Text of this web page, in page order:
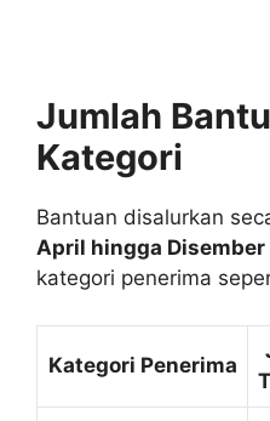
Jumlah
Kategori
Bantuan disalurkan
April hingga
kategori penerima
Kategori Penerima